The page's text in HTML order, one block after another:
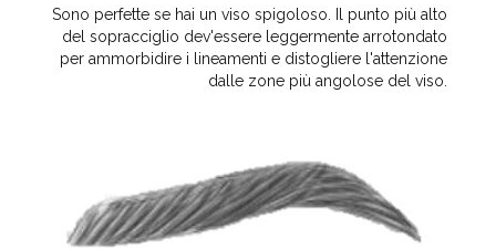
Sono perfette se hai un viso spigoloso.
Il punto più alto
del sopracciglio dev'essere leggermente arrotondato
per ammorbidire i lineamenti e distogliere l'attenzione
dalle zone più angolose del viso.